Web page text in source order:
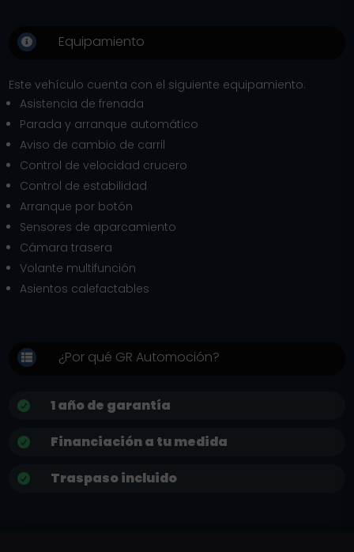
 Equipamiento
Este vehículo cuenta con el siguiente equipamiento:
Asistencia de frenada
Parada y arranque automático
Aviso de cambio de carril
Control de velocidad crucero
Control de estabilidad
Arranque por botón
Sensores de aparcamiento
Cámara trasera
Volante multifunción
Asientos calefactables
 ¿Por qué GR Automoción?
 1 año de garantía
 Financiación a tu medida
 Traspaso incluido